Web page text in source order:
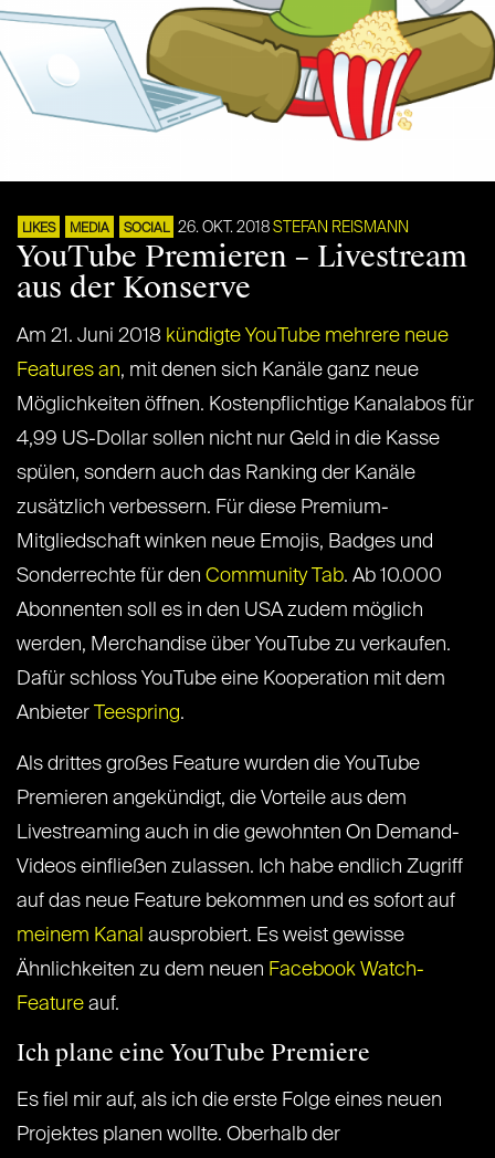
LIKES MEDIA SOCIAL 26. OKT. 2018 STEFAN REISMANN
YouTube Premieren – Livestream
aus der Konserve
Am 21. Juni 2018 kündigte YouTube mehrere neue
Features an, mit denen sich Kanäle ganz neue
Möglichkeiten öffnen. Kostenpflichtige Kanalabos für
4,99 US-Dollar sollen nicht nur Geld in die Kasse
spülen, sondern auch das Ranking der Kanäle
zusätzlich verbessern. Für diese Premium-
Mitgliedschaft winken neue Emojis, Badges und
Sonderrechte für den Community Tab. Ab 10.000
Abonnenten soll es in den USA zudem möglich
werden, Merchandise über YouTube zu verkaufen.
Dafür schloss YouTube eine Kooperation mit dem
Anbieter
Teespring.
Als drittes großes Feature wurden die YouTube
Premieren angekündigt, die Vorteile aus dem
Livestreaming auch in die gewohnten On Demand-
Videos einfließen zulassen. Ich habe endlich Zugriff
auf das neue Feature bekommen und es sofort auf
meinem Kanal ausprobiert. Es weist gewisse
Ähnlichkeiten zu dem neuen Facebook Watch-
Feature auf.
Ich plane eine YouTube Premiere
Es fiel mir auf, als ich die erste Folge eines neuen
Projektes planen wollte. Oberhalb der